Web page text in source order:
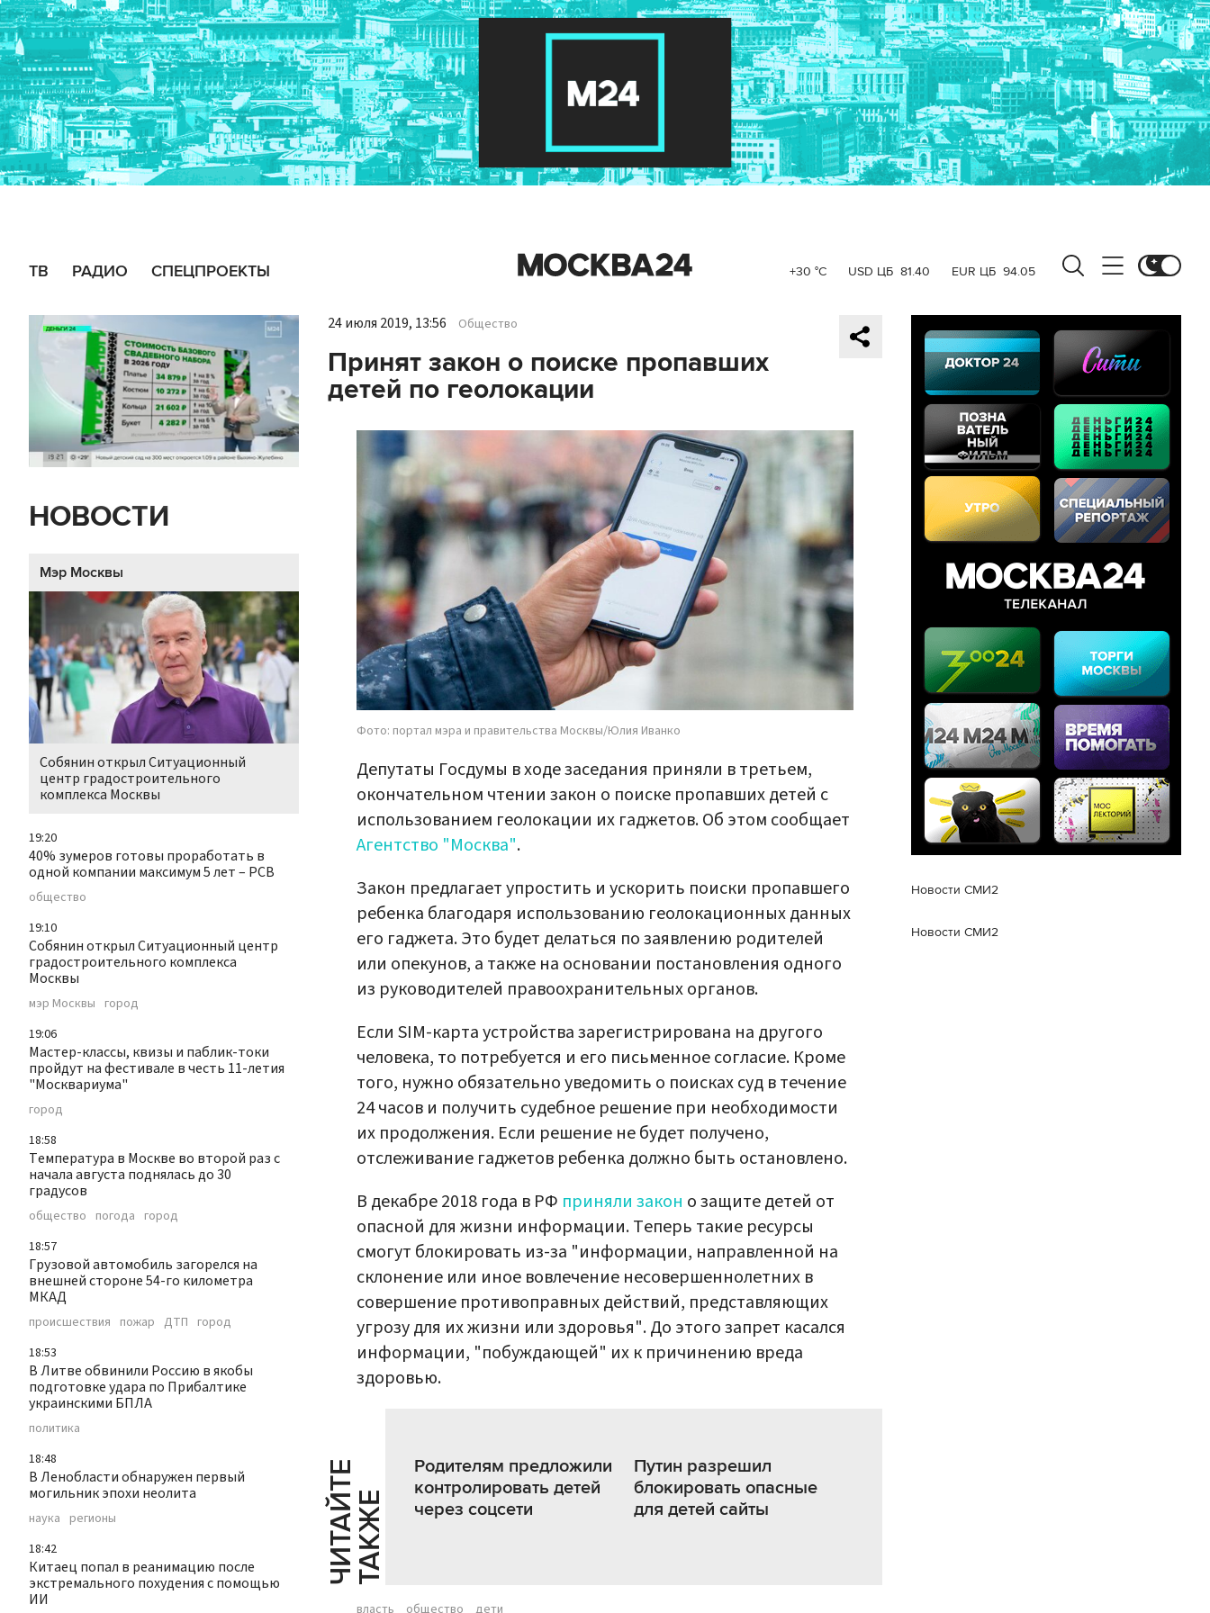
ТВ РАДИО СПЕЦПРОЕКТЫ +30 °C USD ЦБ 81.40 EUR ЦБ 94.05
НОВОСТИ
Мэр Москвы
Собянин открыл Ситуационный
центр градостроительного
комплекса Москвы
19:20
40% зумеров готовы проработать в
одной компании максимум 5 лет – РСВ
общество
19:10
Собянин открыл Ситуационный центр
градостроительного комплекса
Москвы
мэр Москвы город
19:06
Мастер-классы, квизы и паблик-токи
пройдут на фестивале в честь 11-летия
"Москвариума"
город
18:58
Температура в Москве во второй раз с
начала августа поднялась до 30
градусов
общество погода город
18:57
Грузовой автомобиль загорелся на
внешней стороне 54-го километра
МКАД
происшествия пожар ДТП город
18:53
В Литве обвинили Россию в якобы
подготовке удара по Прибалтике
украинскими БПЛА
политика
18:48
В Ленобласти обнаружен первый
могильник эпохи неолита
наука регионы
18:42
Китаец попал в реанимацию после
экстремального похудения с помощью
ИИ
24 июля 2019, 13:56 Общество
Принят закон о поиске пропавших
детей по геолокации
Фото: портал мэра и правительства Москвы/Юлия Иванко
Депутаты Госдумы в ходе заседания приняли в третьем,
окончательном чтении закон о поиске пропавших детей с
использованием геолокации их гаджетов. Об этом сообщает
Агентство "Москва".
Закон предлагает упростить и ускорить поиски пропавшего
ребенка благодаря использованию геолокационных данных
его гаджета. Это будет делаться по заявлению родителей
или опекунов, а также на основании постановления одного
из руководителей правоохранительных органов.
Если SIM-карта устройства зарегистрирована на другого
человека, то потребуется и его письменное согласие. Кроме
того, нужно обязательно уведомить о поисках суд в течение
24 часов и получить судебное решение при необходимости
их продолжения. Если решение не будет получено,
отслеживание гаджетов ребенка должно быть остановлено.
В декабре 2018 года в РФ приняли закон о защите детей от
опасной для жизни информации. Теперь такие ресурсы
смогут блокировать из-за "информации, направленной на
склонение или иное вовлечение несовершеннолетних в
совершение противоправных действий, представляющих
угрозу для их жизни или здоровья". До этого запрет касался
информации, "побуждающей" их к причинению вреда
здоровью.
Ч
И
Т
АЙ
Т
Е
Т
А
К
ЖЕ
Родителям предложили
контролировать детей
через соцсети
Путин разрешил
блокировать опасные
для детей сайты
власть общество дети
Новости СМИ2
Новости СМИ2